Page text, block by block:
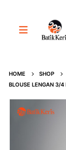
HOME SHOP
BLOUSE LENGAN 3/4
Adipati
Online